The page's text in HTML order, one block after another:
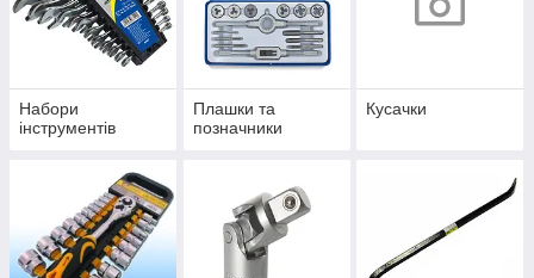
Набори
інструментів
Плашки та
позначники
Кусачки